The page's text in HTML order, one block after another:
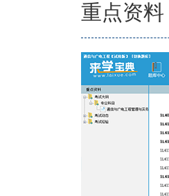
重点资料